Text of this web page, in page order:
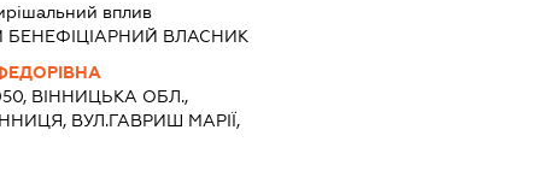
вплив
БЕНЕФІЦІАРНИЙ ВЛАСНИК
ВІННИЦЬКА ОБЛ.,
ВУЛ.ГАВРИШ МАРІЇ,